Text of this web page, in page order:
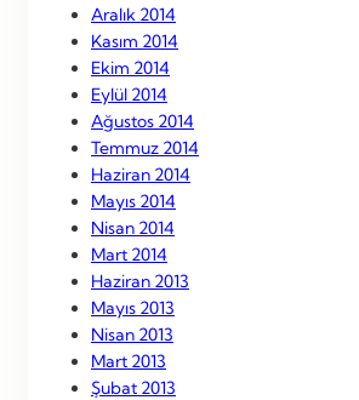
Aralık 2014
Kasım 2014
Ekim 2014
Eylül 2014
Ağustos 2014
Temmuz 2014
Haziran 2014
Mayıs 2014
Nisan 2014
Mart 2014
Haziran 2013
Mayıs 2013
Nisan 2013
Mart 2013
Şubat 2013